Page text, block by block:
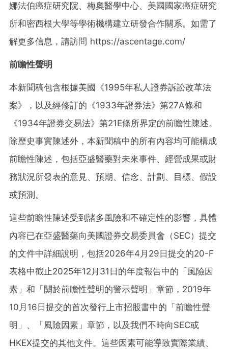
娜法伯癌症研究院、梅奧醫學中心、美國國家癌症研究
所和密西根大學等學術機構建立研發合作關系。如需了
解更多信息，請訪問 https://ascentage.com/
前瞻性聲明
本新聞稿包含根據美國《1995年私人證券訴訟改革法
案》，以及經修訂的《1933年證券法》第27A條和
《1934年證券交易法》第21E條所界定的前瞻性陳述。
除歷史事實陳述外，本新聞稿中的所有內容均可能構成
前瞻性陳述，包括亞盛醫藥對未來事件、經營成果或財
務狀況所發表的意見、預期、信念、計劃、目標、假設
或預測。
這些前瞻性陳述受到諸多風險和不確定性的影響，具體
內容已在亞盛醫藥向美國證券交易委員會（SEC）提交
的文件中詳細說明，包括2026年4月29日提交的20-F
表格中截止2025年12月31日的年度報告中的 「 風險因
素 」 和 「 關於前瞻性聲明的警示聲明 」 章節，2019年
10月16日提交的首次發行上市招股書中的 「 前瞻性聲
明 」 、 「 風險因素 」 章節，以及我們不時向SEC或
HKEX提交的其他文件。這些因素可能導致實際業績、